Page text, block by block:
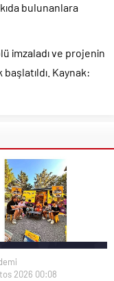
bulunanlara
imzaladı ve projenin
Kaynak:
2026 00:08